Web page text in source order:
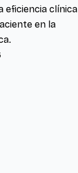
eficiencia clínica
en la